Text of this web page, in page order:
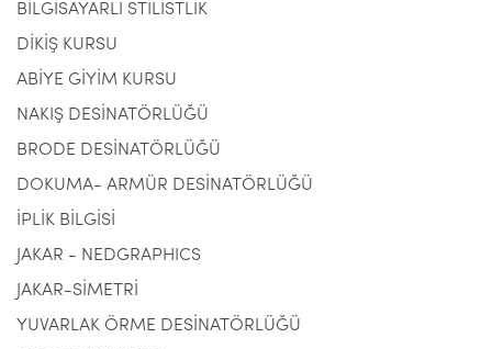
BİLGİSAYARLI STİLİSTLİK
DİKİŞ KURSU
ABİYE GİYİM KURSU
NAKIŞ DESİNATÖRLÜĞÜ
BRODE DESİNATÖRLÜĞÜ
DOKUMA- ARMÜR DESİNATÖRLÜĞÜ
İPLİK BİLGİSİ
JAKAR - NEDGRAPHICS
JAKAR-SİMETRİ
YUVARLAK ÖRME DESİNATÖRLÜĞÜ